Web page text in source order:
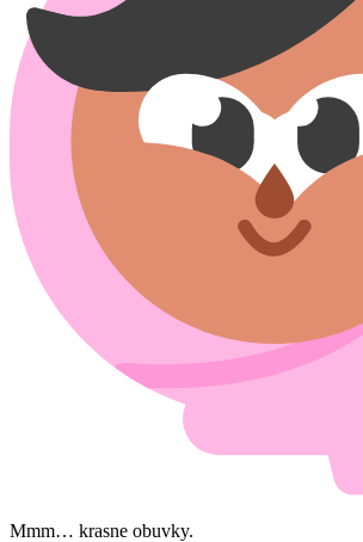
Mmm… krasne obuvky.